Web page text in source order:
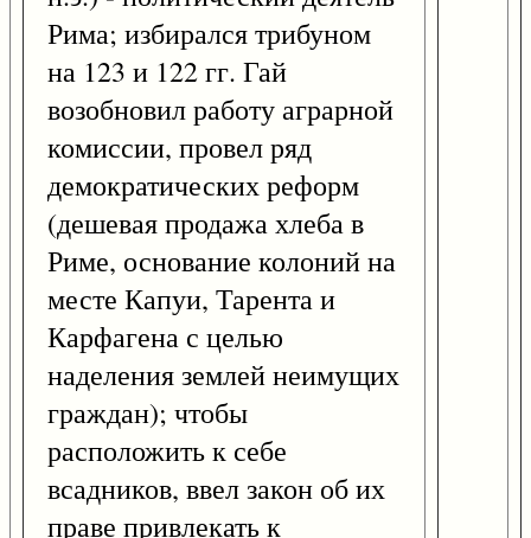
Рима; избирался трибуном
на 123 и 122 гг. Гай
возобновил работу аграрной
комиссии, провел ряд
демократических реформ
(дешевая продажа хлеба в
Риме, основание колоний на
месте Капуи, Тарента и
Карфагена с целью
наделения землей неимущих
граждан); чтобы
расположить к себе
всадников, ввел закон об их
праве привлекать к